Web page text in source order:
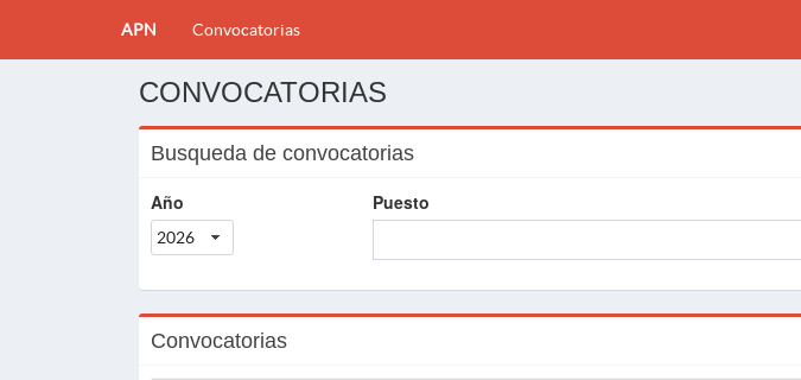
APN Convocatorias
CONVOCATORIAS
Busqueda de convocatorias
Año
2026
Puesto
Convocatorias